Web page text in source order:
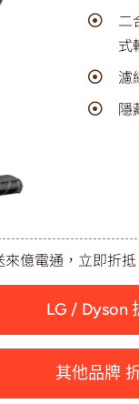
二
式
濾
隱
億電通，立即折
LG / Dyson
其他品牌